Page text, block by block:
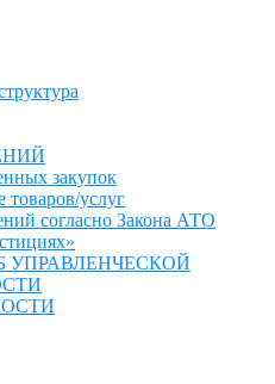
закупок
товаров/услуг
согласно Закона АТО
УПРАВЛЕНЧЕСКОЙ